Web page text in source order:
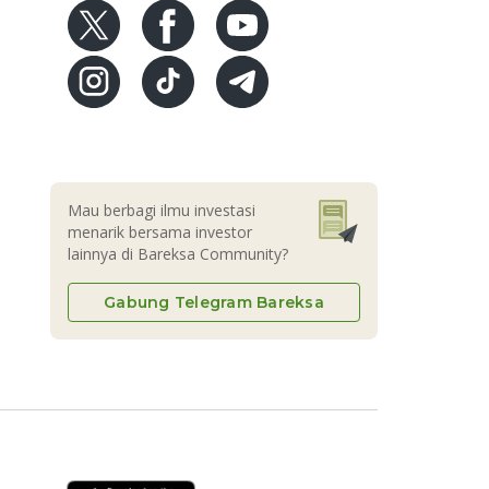
Mau berbagi ilmu investasi
menarik bersama investor
lainnya di Bareksa Community?
Gabung Telegram Bareksa